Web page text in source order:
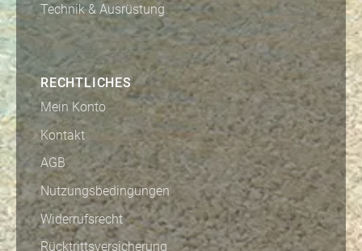
Technik & Ausrüstung
RECHTLICHES
Mein Konto
Kontakt
AGB
Nutzungsbedingungen
Widerrufsrecht
Rücktrittsversicherung